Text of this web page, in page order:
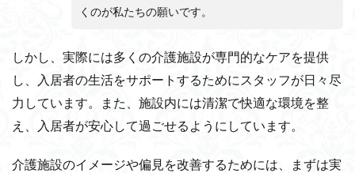
くのが私たちの願いです。
しかし、実際には多くの介護施設が専門的なケアを提供
し、入居者の生活をサポートするためにスタッフが日々尽
力しています。また、施設内には清潔で快適な環境を整
え、入居者が安心して過ごせるようにしています。
介護施設のイメージや偏見を改善するためには、まずは実